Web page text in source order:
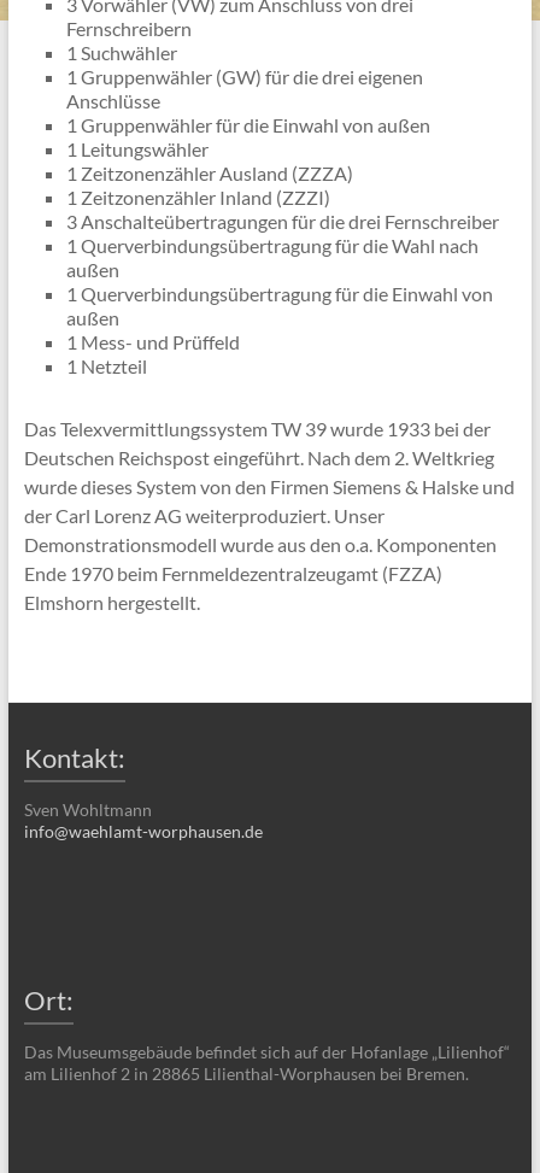
Fernschreibern
1 Suchwähler
1 Gruppenwähler (GW) für die drei eigenen
Anschlüsse
1 Gruppenwähler für die Einwahl von außen
1 Leitungswähler
1 Zeitzonenzähler Ausland (ZZZA)
1 Zeitzonenzähler Inland (ZZZI)
3 Anschalteübertragungen für die drei Fernschreiber
1 Querverbindungsübertragung für die Wahl nach
außen
1 Querverbindungsübertragung für die Einwahl von
außen
1 Mess- und Prüffeld
1 Netzteil
Das Telexvermittlungssystem TW 39 wurde 1933 bei der
Deutschen Reichspost eingeführt. Nach dem 2. Weltkrieg
wurde dieses System von den Firmen Siemens & Halske und
der Carl Lorenz AG weiterproduziert. Unser
Demonstrationsmodell wurde aus den o.a. Komponenten
Ende 1970 beim Fernmeldezentralzeugamt (FZZA)
Elmshorn hergestellt.
Kontakt:
Sven Wohltmann
info@waehlamt-worphausen.de
Ort:
Das Museumsgebäude befindet sich auf der Hofanlage „Lilienhof“
am Lilienhof 2 in 28865 Lilienthal-Worphausen bei Bremen.